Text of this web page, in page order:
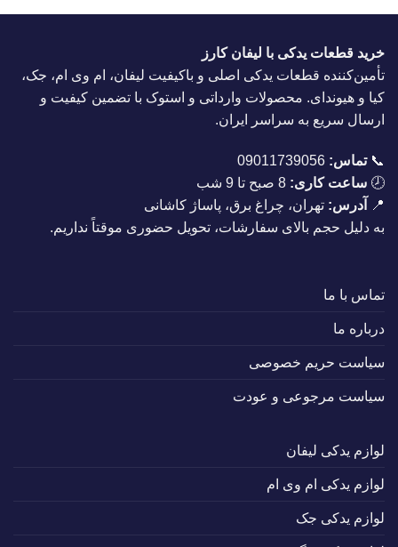
خرید قطعات یدکی با لیفان کارز
تأمین‌کننده قطعات یدکی اصلی و باکیفیت لیفان، ام وی ام، جک،
کیا و هیوندای. محصولات وارداتی و استوک با تضمین کیفیت و
ارسال سریع به سراسر ایران.
📞تماس: 09011739056
🕗 ساعت کاری:
📍
آدرس: تهران، چراغ برق، پاساژ کاشانی
به دلیل حجم بالای سفارشات، تحویل حضوری موقتاً نداریم.
تماس با ما
درباره ما
سیاست حریم خصوصی
سیاست مرجوعی و عودت
لوازم یدکی لیفان
لوازم یدکی ام وی ام
لوازم یدکی جک